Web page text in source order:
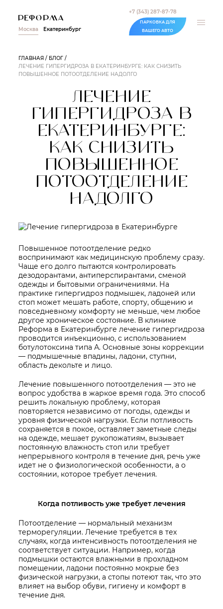
Москва Екатеринбург
ПАРКОВКА ДЛЯ
ВАШЕГО АВТО
+7 (343) 287-87-78
ГЛАВНАЯ
БЛОГ
ЛЕЧЕНИЕ ГИПЕРГИДРОЗА В ЕКАТЕРИНБУРГЕ: КАК СНИЗИТЬ
ПОВЫШЕННОЕ ПОТООТДЕЛЕНИЕ НАДОЛГО
ЛЕЧЕНИЕ
ГИПЕРГИДРОЗА В
ЕКАТЕРИНБУРГЕ:
КАК СНИЗИТЬ
ПОВЫШЕННОЕ
ПОТООТДЕЛЕНИЕ
НАДОЛГО
Повышенное потоотделение редко
воспринимают как медицинскую проблему сразу.
Чаще его долго пытаются контролировать
дезодорантами, антиперспирантами, сменой
одежды и бытовыми ограничениями. На
практике гипергидроз подмышек, ладоней или
стоп может мешать работе, спорту, общению и
повседневному комфорту не меньше, чем любое
другое хроническое состояние. В клинике
Реформа в Екатеринбурге лечение гипергидроза
проводится инъекционно, с использованием
ботулотоксина типа А. Основные зоны коррекции
— подмышечные впадины, ладони, ступни,
область декольте и лицо.
Лечение повышенного потоотделения — это не
вопрос удобства в жаркое время года. Это способ
решить локальную проблему, которая
повторяется независимо от погоды, одежды и
уровня физической нагрузки. Если потливость
сохраняется в покое, оставляет заметные следы
на одежде, мешает рукопожатиям, вызывает
постоянную влажность стоп или требует
непрерывного контроля в течение дня, речь уже
идет не о физиологической особенности, а о
состоянии, которое требует лечения.
Когда потливость уже требует лечения
Потоотделение — нормальный механизм
терморегуляции. Лечение требуется в тех
случаях, когда интенсивность потоотделения не
соответствует ситуации. Например, когда
подмышки остаются влажными в прохладном
помещении, ладони постоянно мокрые без
физической нагрузки, а стопы потеют так, что это
влияет на выбор обуви, гигиену и комфорт в
течение дня.